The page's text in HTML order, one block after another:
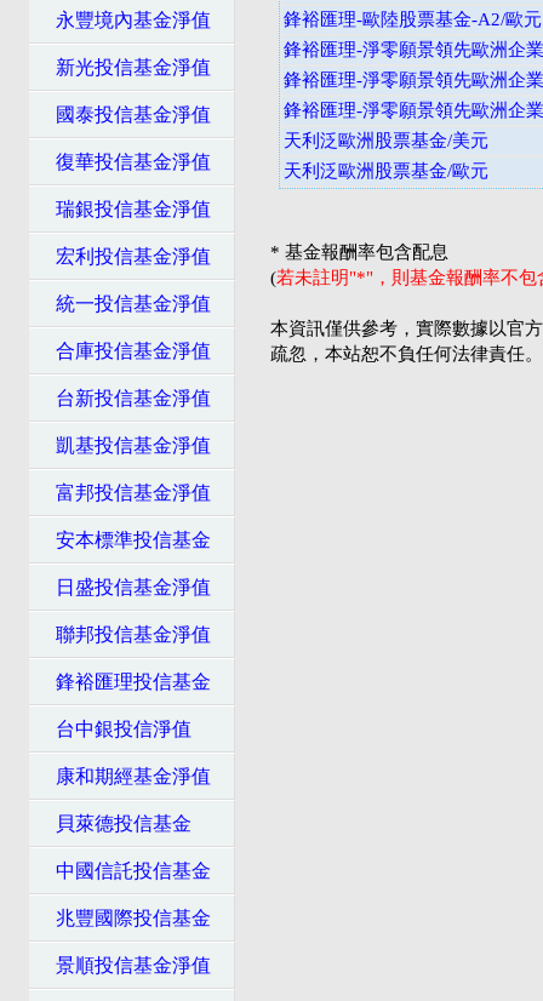
永豐境內基金淨值
新光投信基金淨值
國泰投信基金淨值
復華投信基金淨值
瑞銀投信基金淨值
宏利投信基金淨值
統一投信基金淨值
合庫投信基金淨值
台新投信基金淨值
凱基投信基金淨值
富邦投信基金淨值
安本標準投信基金
日盛投信基金淨值
聯邦投信基金淨值
鋒裕匯理投信基金
台中銀投信淨值
康和期經基金淨值
貝萊德投信基金
中國信託投信基金
兆豐國際投信基金
景順投信基金淨值
鋒裕匯理-歐陸股票基金-A2/歐元
鋒裕匯理-淨零願景領先歐洲企
鋒裕匯理-淨零願景領先歐洲企
鋒裕匯理-淨零願景領先歐洲企
天利泛歐洲股票基金/美元
天利泛歐洲股票基金/歐元
* 基金報酬率包含配息
(若未註明"*"，則基金報酬率不
本資訊僅供參考，實際數據以官
疏忽，本站恕不負任何法律責任。